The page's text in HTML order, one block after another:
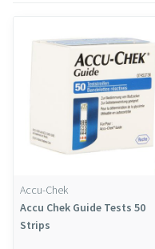
Accu-Chek
Accu Chek Guide Tests 50
Strips